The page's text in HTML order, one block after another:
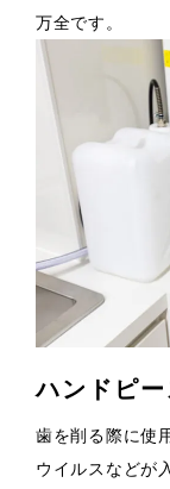
万全です。
ハンドピ
歯を削る際に使
ウイルスなどが